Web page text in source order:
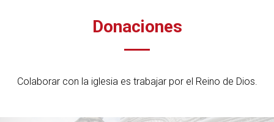
Donaciones
Colaborar con la iglesia es trabajar por el Reino de Dios.